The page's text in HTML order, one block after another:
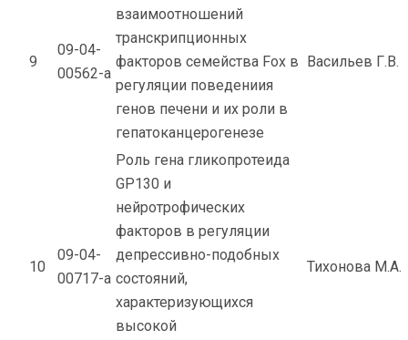
9
09-04-
00562-а
взаимоотношений
транскрипционных
факторов семейства Fox в
регуляции поведениия
генов печени и их роли в
гепатоканцерогенезе
Васильев Г.В.
10
09-04-
00717-а
Роль гена гликопротеида
GP130 и
нейротрофических
факторов в регуляции
депрессивно-подобных
состояний,
характеризующихся
высокой
Тихонова М.А.